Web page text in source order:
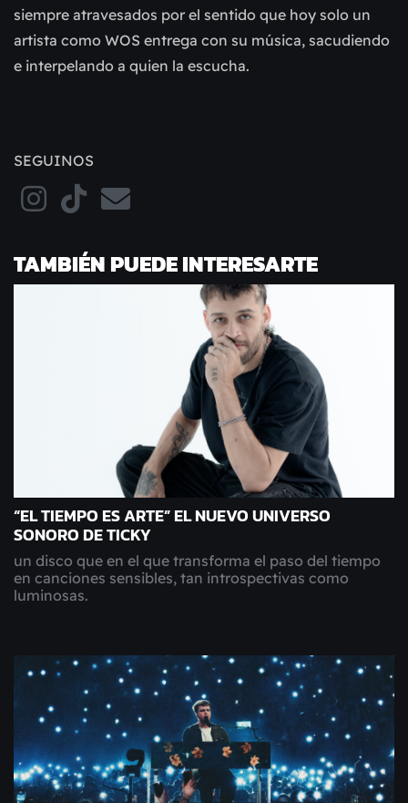
siempre atravesados por el sentido que hoy solo un
artista como WOS entrega con su música, sacudiendo
e interpelando a quien la escucha.
SEGUINOS
TAMBIÉN PUEDE INTERESARTE
“EL TIEMPO ES ARTE” EL NUEVO UNIVERSO
SONORO DE TICKY
un disco que en el que transforma el paso del tiempo
en canciones sensibles, tan introspectivas como
luminosas.